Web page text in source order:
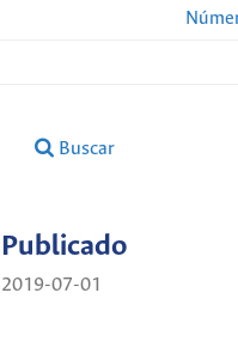
Buscar
Publicado
2019-07-01